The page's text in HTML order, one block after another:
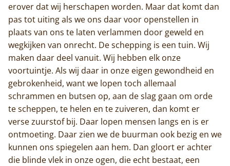
erover dat wij herschapen worden. Maar dat komt dan
pas tot uiting als we ons daar voor openstellen in
plaats van ons te laten verlammen door geweld en
wegkijken van onrecht. De schepping is een tuin. Wij
maken daar deel vanuit. Wij hebben elk onze
voortuintje. Als wij daar in onze eigen gewondheid en
gebrokenheid, want we lopen toch allemaal
schrammen en butsen op, aan de slag gaan om orde
te scheppen, te helen en te zuiveren, dan komt er
verse zuurstof bij. Daar lopen mensen langs en is er
ontmoeting. Daar zien we de buurman ook bezig en we
kunnen ons spiegelen aan hem. Dan gloort er achter
die blinde vlek in onze ogen, die echt bestaat, een